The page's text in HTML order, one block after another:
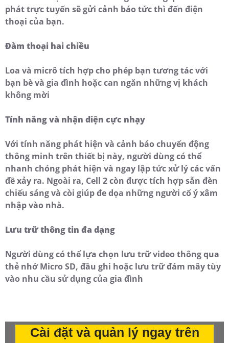
phát trực tuyến sẽ gửi cảnh báo tức thì đến điện
thoại của bạn.
Đàm thoại hai chiều
Loa và micrô tích hợp cho phép bạn tương tác với
bạn bè và gia đình hoặc can ngăn những vị khách
không mời
Tính năng và nhận diện cực nhạy
Với tính năng phát hiện và cảnh báo chuyển động
thông minh trên thiết bị này, người dùng có thể
nhanh chóng phát hiện và ngay lập tức xử lý các vấn
đề xảy ra. Ngoài ra, Cell 2 còn được tích hợp sẵn đèn
chiếu sáng và còi giúp đe dọa những người cố ý xâm
nhập vào nhà.
Lưu trữ thông tin đa dạng
Người dùng có thể lựa chọn lưu trữ video thông qua
thẻ nhớ Micro SD, đầu ghi hoặc lưu trữ đám mây tùy
vào nhu cầu sử dụng của gia đình
Cài đặt và quản lý ngay trên